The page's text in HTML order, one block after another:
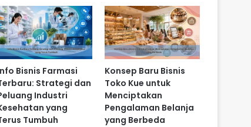
Bisnis Farmasi
Strategi dan
Industri
yang
Tumbuh
Konsep Baru Bisnis
Toko Kue untuk
Menciptakan
Pengalaman Belanja
yang Berbeda